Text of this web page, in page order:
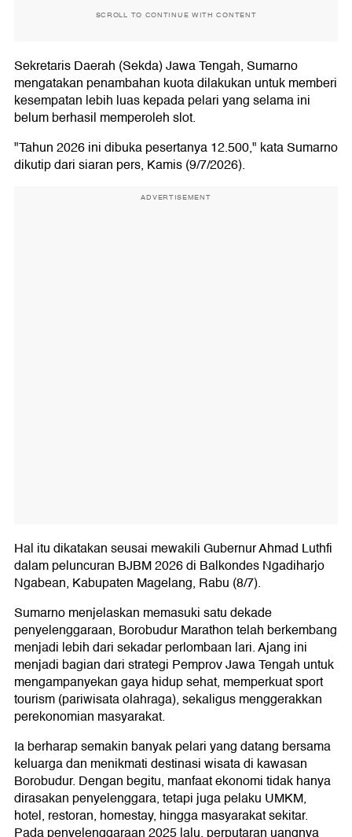
SCROLL TO CONTINUE WITH CONTENT
Sekretaris Daerah (Sekda) Jawa Tengah, Sumarno
mengatakan penambahan kuota dilakukan untuk memberi
kesempatan lebih luas kepada pelari yang selama ini
belum berhasil memperoleh slot.
"Tahun 2026 ini dibuka pesertanya 12.500," kata Sumarno
dikutip dari siaran pers, Kamis (9/7/2026).
ADVERTISEMENT
Hal itu dikatakan seusai mewakili Gubernur Ahmad Luthfi
dalam peluncuran BJBM 2026 di Balkondes Ngadiharjo
Ngabean, Kabupaten Magelang, Rabu (8/7).
Sumarno menjelaskan memasuki satu dekade
penyelenggaraan, Borobudur Marathon telah berkembang
menjadi lebih dari sekadar perlombaan lari. Ajang ini
menjadi bagian dari strategi Pemprov Jawa Tengah untuk
mengampanyekan gaya hidup sehat, memperkuat sport
tourism (pariwisata olahraga), sekaligus menggerakkan
perekonomian masyarakat.
Ia berharap semakin banyak pelari yang datang bersama
keluarga dan menikmati destinasi wisata di kawasan
Borobudur. Dengan begitu, manfaat ekonomi tidak hanya
dirasakan penyelenggara, tetapi juga pelaku UMKM,
hotel, restoran, homestay, hingga masyarakat sekitar.